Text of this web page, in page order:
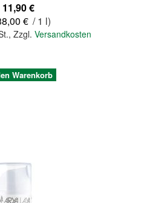
11,90 €
€ / 1 l)
,Zzgl.Versandkosten
Warenkorb